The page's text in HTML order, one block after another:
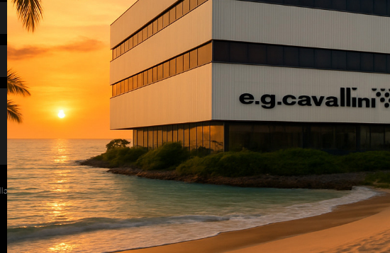
Privacy Policy